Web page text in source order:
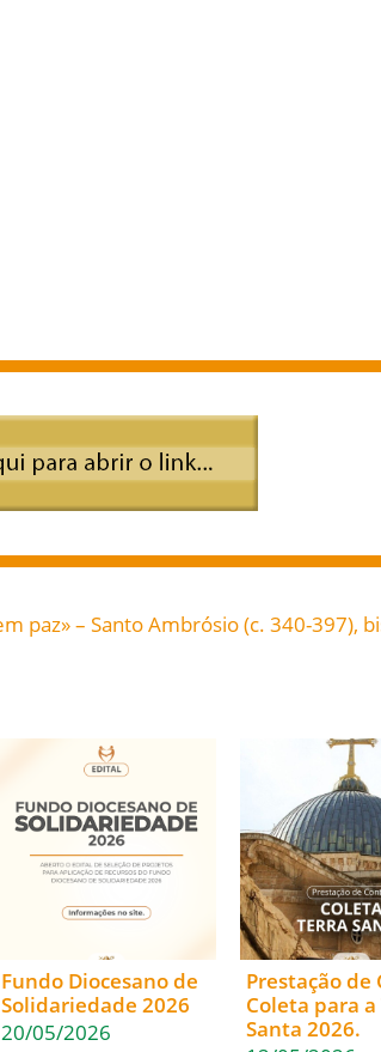
Fundo Diocesano de
Solidariedade 2026
20/05/2026
Prestação de
Coleta para
Santa 2026.